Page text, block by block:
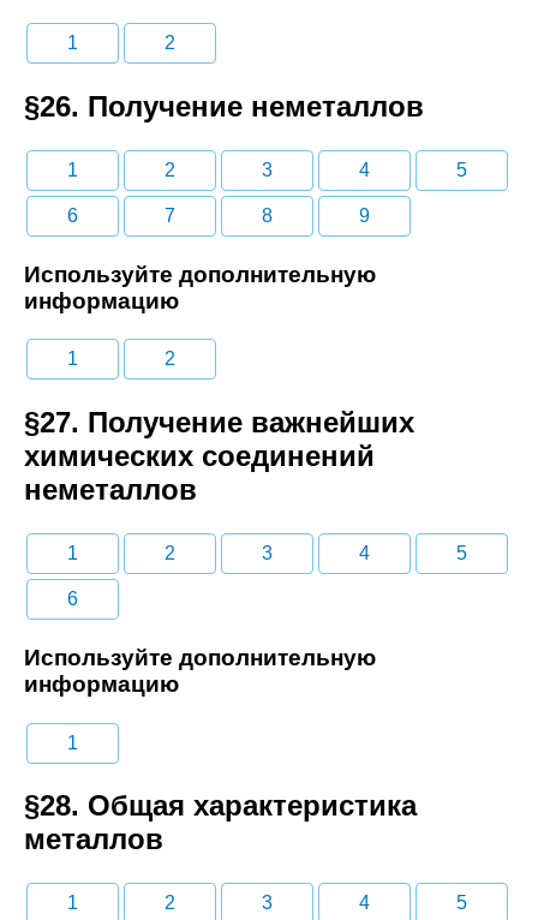
1 2
§26. Получение неметаллов
1 2 3 4 5
6 7 8 9
Используйте дополнительную
информацию
1 2
§27. Получение важнейших
химических соединений
неметаллов
1 2 3 4 5
6
Используйте дополнительную
информацию
1
§28. Общая характеристика
металлов
1 2 3 4 5